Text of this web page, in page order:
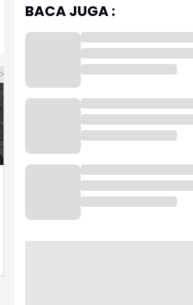
BACA JUGA :